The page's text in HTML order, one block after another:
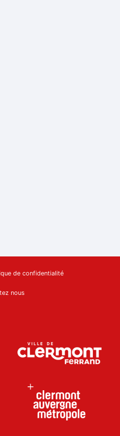
de confidentialité
nous